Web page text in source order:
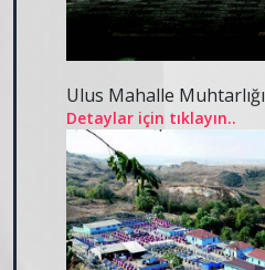
Ulus Mahalle Muhtarlığı
Detaylar için tıklayın..